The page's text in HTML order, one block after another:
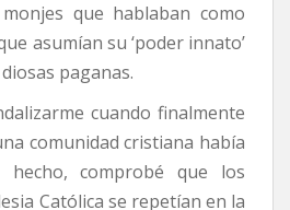
que hablaban como
asumían su ‘poder innato’
paganas.
cuando finalmente
comunidad cristiana había
hecho, comprobé que los
Católica se repetían en la